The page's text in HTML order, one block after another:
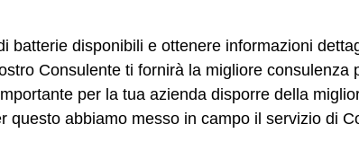
batterie disponibili e ottenere informazioni
Consulente ti fornirà la migliore consulenza
per la tua azienda disporre della
abbiamo messo in campo il servizio di